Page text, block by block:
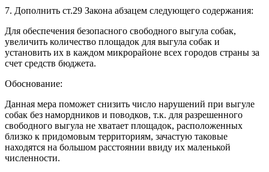
7. Дополнить ст.29 Закона абзацем следующего содержания:
Для обеспечения безопасного свободного выгула собак,
увеличить количество площадок для выгула собак и
установить их в каждом микрорайоне всех городов страны за
счет средств бюджета.
Обоснование:
Данная мера поможет снизить число нарушений при выгуле
собак без намордников и поводков, т.к. для разрешенного
свободного выгула не хватает площадок, расположенных
близко к придомовым территориям, зачастую таковые
находятся на большом расстоянии ввиду их маленькой
численности.